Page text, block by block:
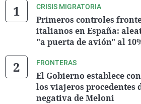
CRISIS MIGRATORIA
Primeros controles
italianos en España:
"a puerta de avión" al
FRONTERAS
El Gobierno establece
los viajeros procedentes
negativa de Meloni